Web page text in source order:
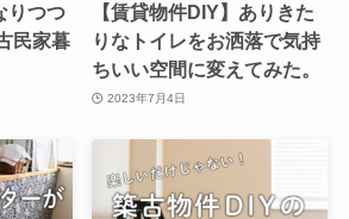
りつつ
民家暮
【賃貸物件DIY】ありきた
りなトイレをお洒落で気持
ちいい空間に変えてみた。
2023年7月4日